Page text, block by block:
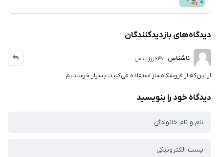
دیدگاه‌های بازدیدکنندگان
ناشناس 647 روز پیش
از این‌که از فروشگاه‌ساز استفاده می‌کنید، بسیار خرسندیم.
دیدگاه خود را بنویسید